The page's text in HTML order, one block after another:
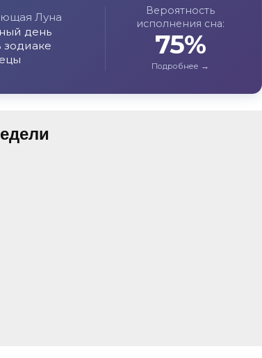
Луна
день
зодиаке
Вероятность
исполнения сна:
75%